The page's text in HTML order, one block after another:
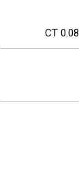
0.08 CT